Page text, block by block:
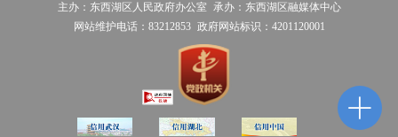
主办：东西湖区人民政府办公室 承办：东西湖区融媒体中心
网站维护电话：83212853 政府网站标识：4201120001